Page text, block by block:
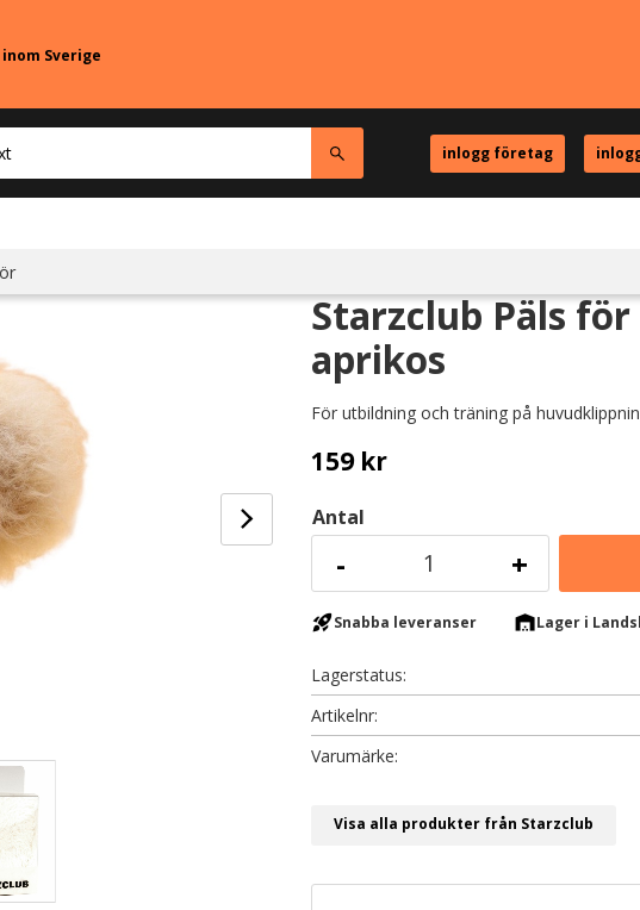
Sverige
inlogg företag
Starzclub Päls
aprikos
För utbildning och träning på
159kr
Antal
+
-
rocket_launchSnabba leveranser warehouseLager i
Lagerstatus
Artikelnr
Visa alla produkter från Starzclub